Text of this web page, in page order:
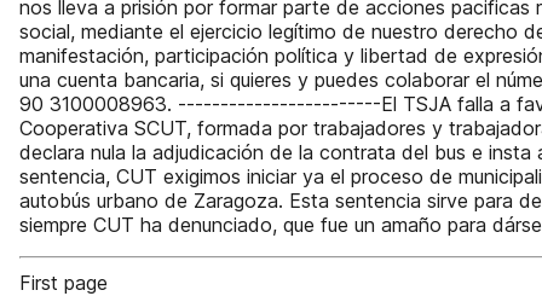
nos lleva a prisión por formar parte de acciones pacificas
social, mediante el ejercicio legítimo de nuestro derecho
manifestación, participación política y libertad de
una cuenta bancaria, si quieres y puedes colaborar el
90 3100008963. ------------------------El TSJA falla a
Cooperativa SCUT, formada por trabajadores y
declara nula la adjudicación de la contrata del bus e insta
sentencia, CUT exigimos iniciar ya el proceso de
autobús urbano de Zaragoza. Esta sentencia sirve para
siempre CUT ha denunciado, que fue un amaño para
First page